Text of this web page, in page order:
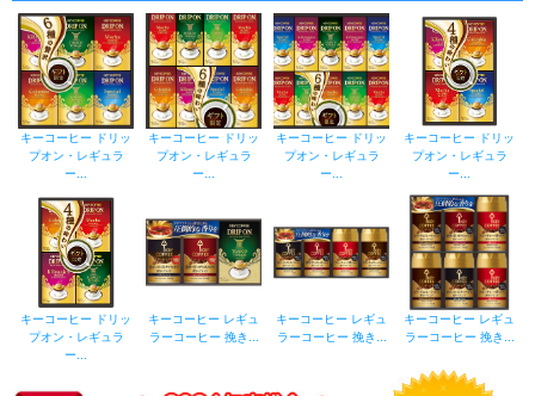
キーコーヒー ドリッ
プオン・レギュラ
ー...
キーコーヒー ドリッ
プオン・レギュラ
ー...
キーコーヒー ドリッ
プオン・レギュラ
ー...
キーコーヒー ドリッ
プオン・レギュラ
ー...
キーコーヒー ドリッ
プオン・レギュラ
ー...
キーコーヒー レギュ
ラーコーヒー 挽き...
キーコーヒー レギュ
ラーコーヒー 挽き...
キーコーヒー レギュ
ラーコーヒー 挽き...